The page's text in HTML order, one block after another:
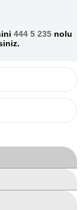
444 5 235 nolu